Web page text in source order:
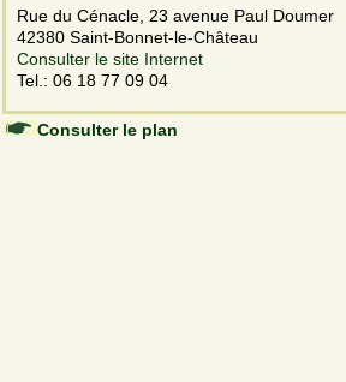
Rue du Cénacle, 23 avenue Paul Doumer
42380 Saint-Bonnet-le-Château
Consulter le site Internet
Tel.: 06 18 77 09 04
Consulter le plan